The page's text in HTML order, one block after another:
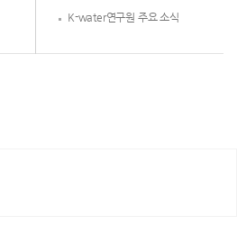
K-water연구원 주요 소식